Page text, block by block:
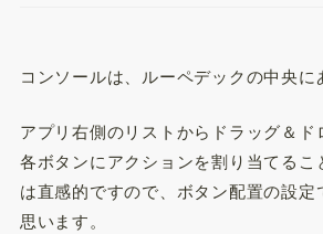
コンソールは、ルーペデックの中央に
アプリ右側のリストからドラッグ＆ド
各ボタンにアクションを割り当てる
は直感的ですので、ボタン配置の設定
思います。